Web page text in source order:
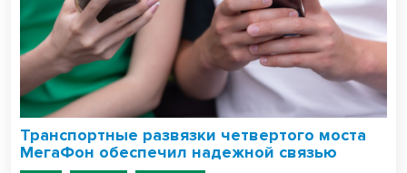
Транспортные развязки четвертого моста
МегаФон обеспечил надежной связью